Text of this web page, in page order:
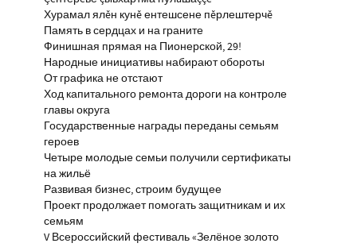
Хурамал ялĕн кунĕ ентешсене пĕрлештерчĕ
Память в сердцах и на граните
Финишная прямая на Пионерской, 29!
Народные инициативы набирают обороты
От графика не отстают
Ход капитального ремонта дороги на контроле
главы округа
Государственные награды переданы семьям
героев
Четыре молодые семьи получили сертификаты
на жильё
Развивая бизнес, строим будущее
Проект продолжает помогать защитникам и их
семьям
V Всероссийский фестиваль «Зелёное золото